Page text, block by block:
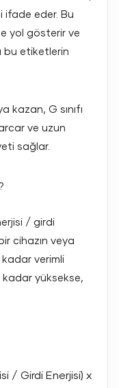
ifade eder. Bu
yol gösterir ve
bu etiketlerin
kazan, G sınıfı
ve uzun
sağlar.
/ girdi
cihazın veya
kadar verimli
yüksekse,
/ Girdi Enerjisi) x